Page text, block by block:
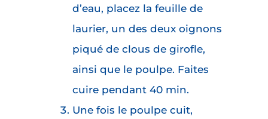
d’eau, placez la feuille de
laurier, un des deux oignons
piqué de clous de girofle,
ainsi que le poulpe. Faites
cuire pendant 40 min.
Une fois le poulpe cuit,